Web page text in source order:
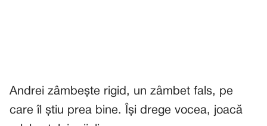
Andrei zâmbește rigid, un zâmbet fals, pe
care îl știu prea bine. Își drege vocea, joacă